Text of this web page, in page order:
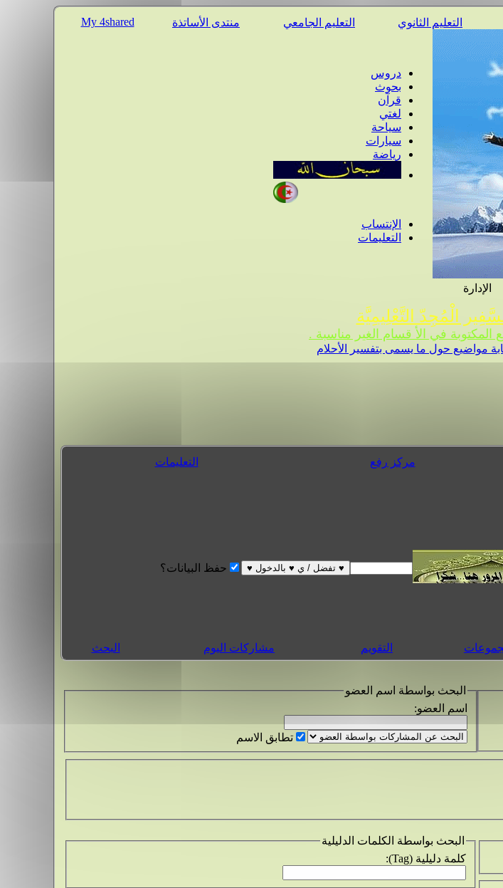
التعليم الثانوي التعليم الجامعي منتدى الأساتذة My 4shared
دروس
بحوث
قرآن
لغتي
سياحة
سيارات
رياضة
الإنتساب
التعليمات
الإدارة
الْمُجِدّ التَّعْلِيمِيَّة
في الأ قسام الغير مناسبة .
مواضيع حول ما يسمى بتفسير الأحلام
مركز رفع التعليمات
حفظ البيانات؟
التقويم مشاركات اليوم البحث
البحث بواسطة اسم العضو
اسم العضو:
تطابق الاسم
البحث بواسطة الكلمات الدليلية
كلمة دليلية (Tag):